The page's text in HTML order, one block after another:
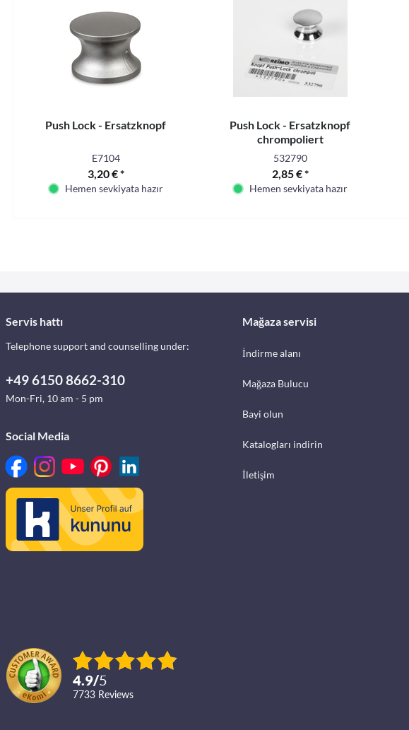
Push Lock - Ersatzknopf
E7104
3,20 € *
Hemen sevkiyata hazır
Push Lock - Ersatzknopf
chrompoliert
532790
2,85 € *
Hemen sevkiyata hazır
Servis hattı
Telephone support and counselling under:
+49 6150 8662-310
Mon-Fri, 10 am - 5 pm
Social Media
4.9/5
7733 reviews
Mağaza servisi
İndirme alanı
Mağaza Bulucu
Bayi olun
Katalogları indirin
İletişim